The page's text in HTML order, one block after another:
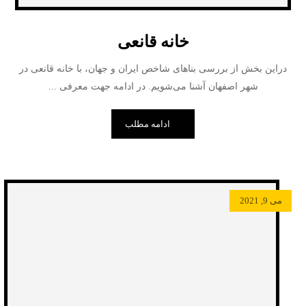
خانه قانعی
دراین بخش از بررسی بناهای شاخص ایران و جهان، با خانه قانعی در
شهر اصفهان آشنا می‌شویم. در ادامه جهت معرفی ...
ادامه مطلب
می 9, 2021